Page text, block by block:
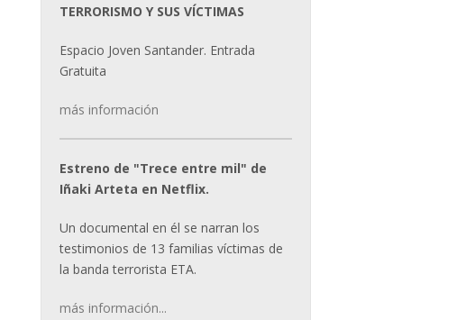
TERRORISMO Y SUS VÍCTIMAS
Espacio Joven Santander. Entrada
Gratuita
más información
Estreno de "Trece entre mil" de
Iñaki Arteta en Netflix.
Un documental en él se narran los
testimonios de 13 familias víctimas de
la banda terrorista ETA.
más información...